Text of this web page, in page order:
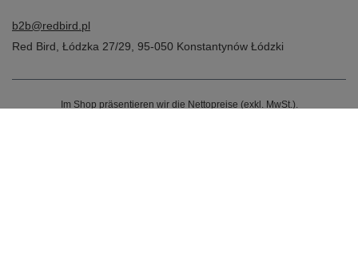
b2b@redbird.pl
Red Bird, Łódzka 27/29, 95-050 Konstantynów Łódzki
Im Shop präsentieren wir die Nettopreise (exkl. MwSt.).